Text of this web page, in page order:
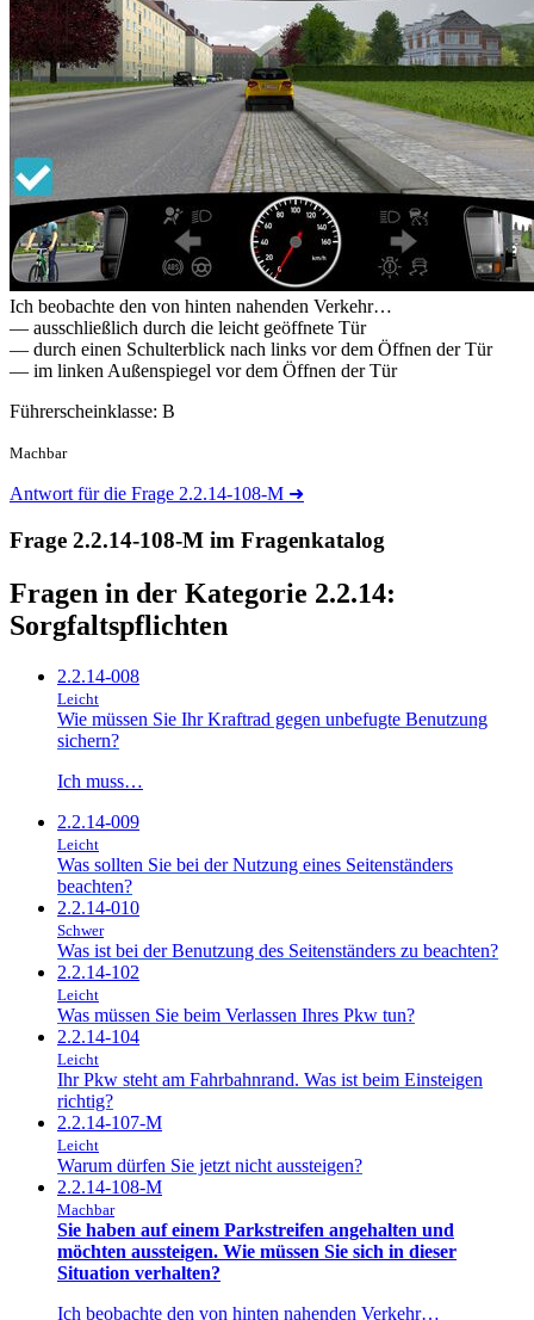
Ich beobachte den von hinten nahenden Verkehr…
— ausschließlich durch die leicht geöffnete Tür
— durch einen Schulterblick nach links vor dem Öffnen der Tür
— im linken Außenspiegel vor dem Öffnen der Tür
Führerscheinklasse: B
Machbar
Antwort für die Frage 2.2.14-108-M ➜
Frage 2.2.14-108-M im Fragenkatalog
Fragen in der Kategorie 2.2.14:
Sorgfaltspflichten
2.2.14-008
Leicht
Wie müssen Sie Ihr Kraftrad gegen unbefugte Benutzung
sichern?
Ich muss…
2.2.14-009
Leicht
Was sollten Sie bei der Nutzung eines Seitenständers
beachten?
2.2.14-010
Schwer
Was ist bei der Benutzung des Seitenständers zu beachten?
2.2.14-102
Leicht
Was müssen Sie beim Verlassen Ihres Pkw tun?
2.2.14-104
Leicht
Ihr Pkw steht am Fahrbahnrand. Was ist beim Einsteigen
richtig?
2.2.14-107-M
Leicht
Warum dürfen Sie jetzt nicht aussteigen?
2.2.14-108-M
Machbar
Sie haben auf einem Parkstreifen angehalten und
möchten aussteigen. Wie müssen Sie sich in dieser
Situation verhalten?
Ich beobachte den von hinten nahenden Verkehr…